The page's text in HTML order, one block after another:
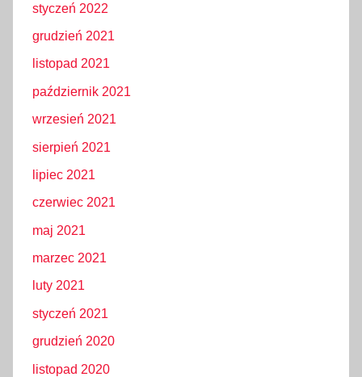
styczeń 2022
grudzień 2021
listopad 2021
październik 2021
wrzesień 2021
sierpień 2021
lipiec 2021
czerwiec 2021
maj 2021
marzec 2021
luty 2021
styczeń 2021
grudzień 2020
listopad 2020